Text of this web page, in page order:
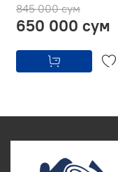
845 000 сум
650 000 сум